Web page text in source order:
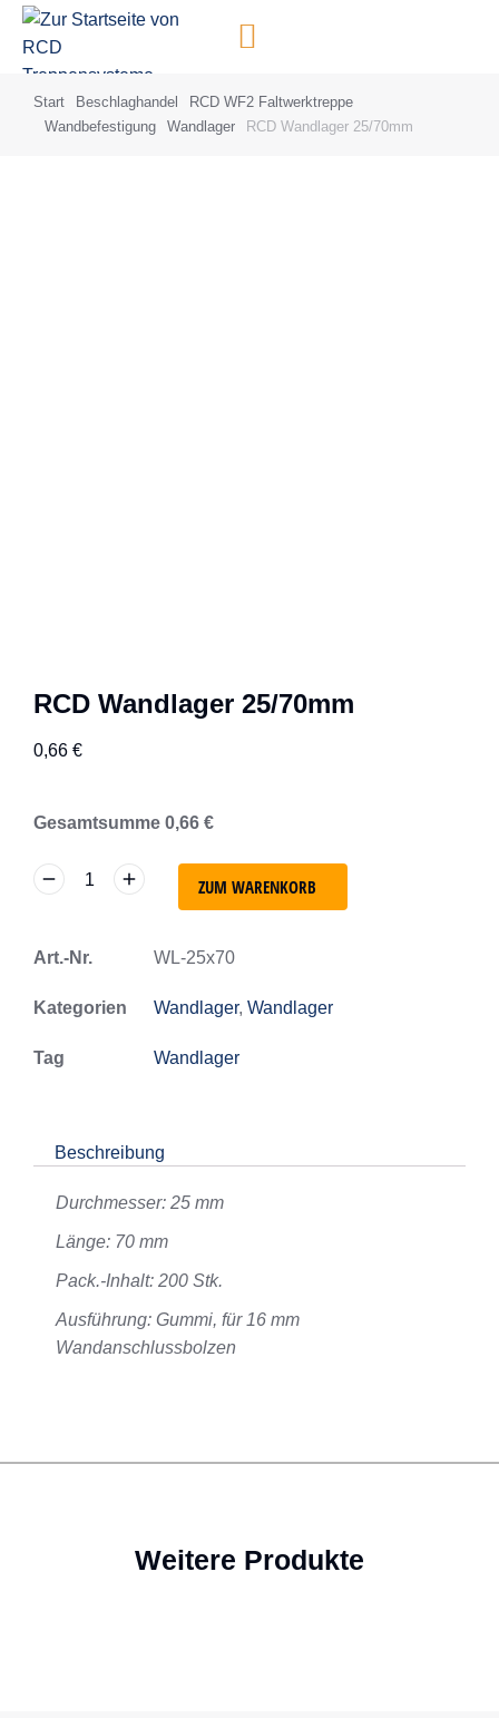
springen
Sie befinden sich hier:
Start Beschlaghandel
RCD WF2 Faltwerktreppe
Wandbefestigung
Wandlager RCD Wandlager 25/70mm
RCD Wandlager 25/70mm
0,66 €
Gesamtsumme 0,66 €
ZUM WARENKORB
Art.-Nr. WL-25x70
Kategorien Wandlager, Wandlager
Tag Wandlager
Beschreibung
Durchmesser: 25 mm
Länge: 70 mm
Pack.-Inhalt: 200 Stk.
Ausführung: Gummi, für 16 mm
Wandanschlussbolzen
Weitere Produkte